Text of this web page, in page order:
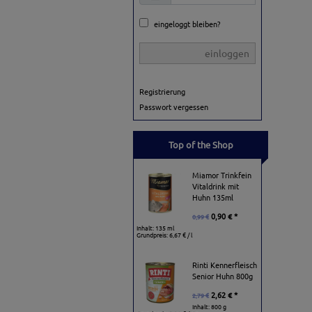
eingeloggt bleiben?
einloggen
Registrierung
Passwort vergessen
Top of the Shop
Miamor Trinkfein
Vitaldrink mit
Huhn 135ml
0,99 € 0,90 € *
Inhalt: 135 ml
Grundpreis:6,67 € / l
Rinti Kennerfleisch
Senior Huhn 800g
2,79 € 2,62 € *
Inhalt: 800 g